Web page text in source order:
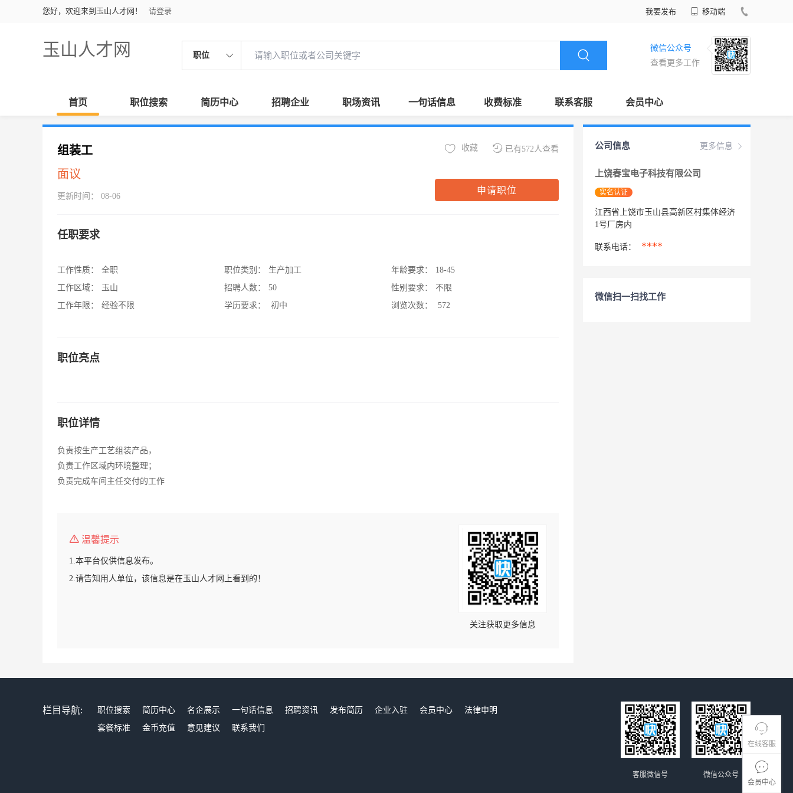
您好，欢迎来到玉山人才网！ 请登录 我要发布 移动端
玉山人才网 职位
微信公众号
查看更多工作
首页 职位搜索 简历中心 招聘企业 职场资讯 一句话信息 收费标准 联系客服 会员中心
在线客服
会员中心
组装工
面议
更新时间： 08-06
已有572人查看
收藏
申请职位
任职要求
工作性质：
全职
工作区域：
玉山
工作年限：
经验不限
职位类别：
生产加工
招聘人数：
50
学历要求：
初中
年龄要求：
18-45
性别要求：
不限
浏览次数：
572
职位亮点
职位详情
负责按生产工艺组装产品，
负责工作区域内环境整理；
负责完成车间主任交付的工作
温馨提示
1.本平台仅供信息发布。
2.请告知用人单位，该信息是在玉山人才网上看到的！
关注获取更多信息
更多信息
公司信息
上饶春宝电子科技有限公司
实名认证
江西省上饶市玉山县高新区村集体经济
1号厂房内
联系电话： ****
微信扫一扫找工作
栏目导航: 职位搜索 简历中心 名企展示 一句话信息 招聘资讯 发布简历 企业入驻 会员中心
法律申明
套餐标准
金币充值 意见建议 联系我们
微信公众号
客服微信号